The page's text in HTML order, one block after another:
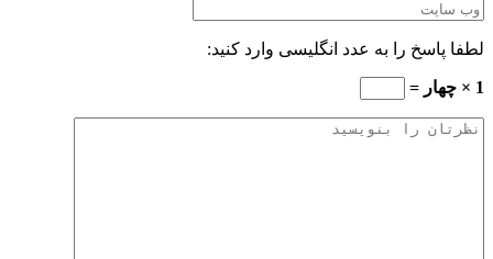
لطفا پاسخ را به عدد انگلیسی وارد کنید:
1 × چهار =